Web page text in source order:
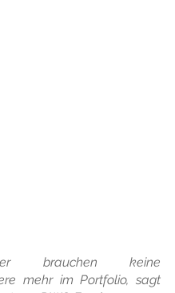
brauchen keine
mehr im Portfolio, sagt